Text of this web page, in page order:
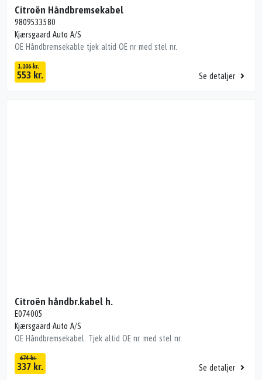
Citroën Håndbremsekabel
9809533580
Kjærsgaard Auto A/S
OE Håndbremsekable tjek altid OE nr med stel nr.
1.106 kr.
553 kr. Se detaljer
Citroën håndbr.kabel h.
E074005
Kjærsgaard Auto A/S
OE Håndbremsekabel. Tjek altid OE nr. med stel nr.
674 kr.
337 kr. Se detaljer